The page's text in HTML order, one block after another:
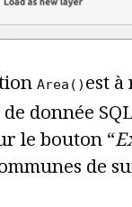
Area() est
donnée
le bouton “
de